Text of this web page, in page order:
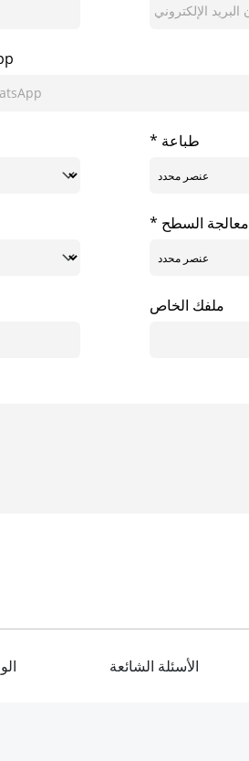
* طباعة
* معالجة السطح
ملفك الخاص
الأسئلة الشائعة